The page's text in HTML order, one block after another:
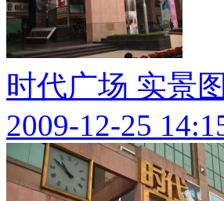
时代广场 实景
2009-12-25